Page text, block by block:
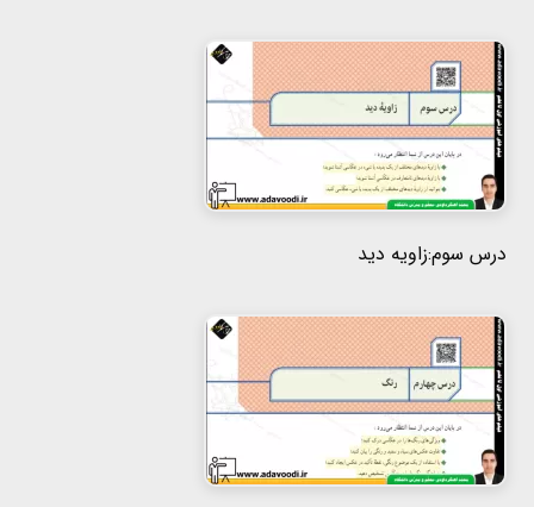
درس سوم:زاویه دید